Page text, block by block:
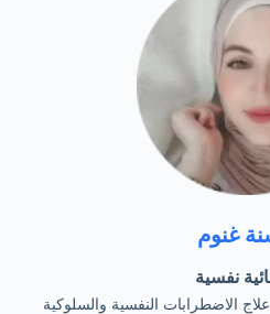
غنوم
نفسية
الاضطرابات النفسية والسلوكية